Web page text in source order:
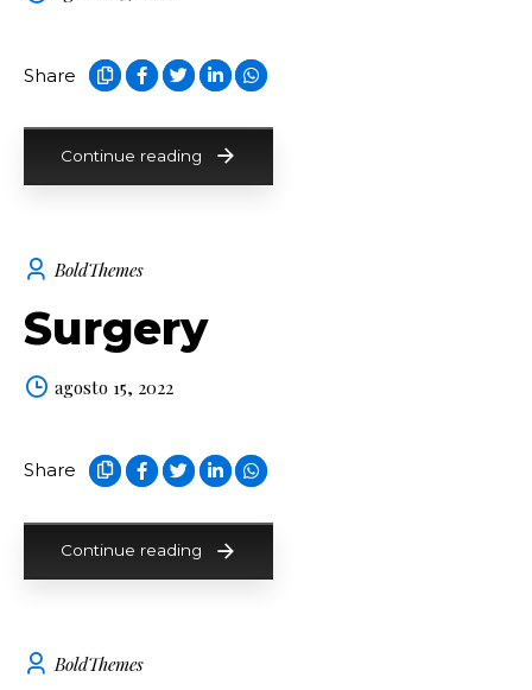
Share
Continue reading
BoldThemes
Surgery
agosto 15, 2022
Share
Continue reading
BoldThemes